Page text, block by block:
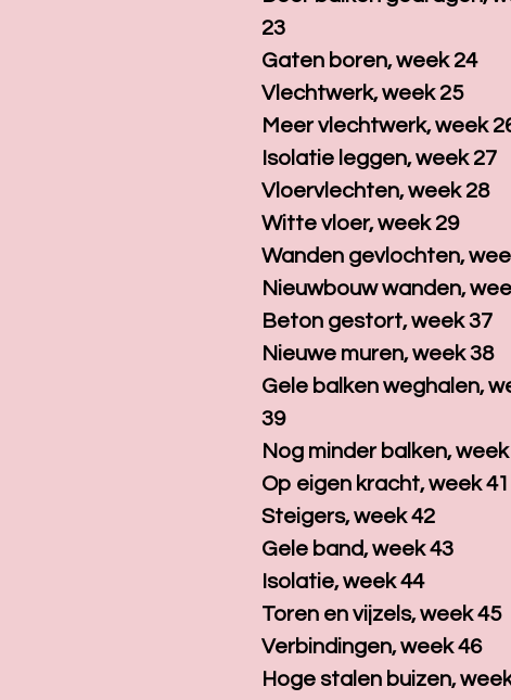
23
Gaten boren, week 24
Vlechtwerk, week 25
Meer vlechtwerk, week
Isolatie leggen, week 27
Vloervlechten, week 28
Witte vloer, week 29
Wanden gevlochten,
Nieuwbouw wanden,
Beton gestort, week 37
Nieuwe muren, week 38
Gele balken weghalen,
39
Nog minder balken,
Op eigen kracht, week 41
Steigers, week 42
Gele band, week 43
Isolatie, week 44
Toren en vijzels, week 45
Verbindingen, week 46
Hoge stalen buizen,